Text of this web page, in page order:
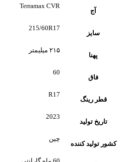
آج
Terramax CVR
سایز
215/60R17
پهنا
۲۱۵ میلیمتر
فاق
60
قطر رینگ
R17
تاریخ تولید
2023
کشور تولید کننده
چین